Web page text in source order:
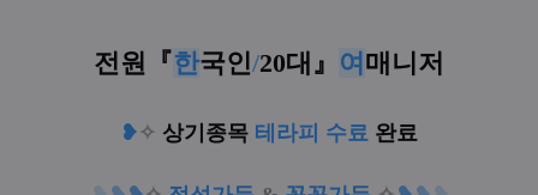
전원 『한국인/20대 』 여 매니저
❥ ✧ 상기종목 테라피 수료 완료